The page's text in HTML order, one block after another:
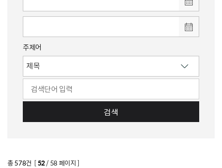
주제어
검색
총578건 [52/ 58 페이지 ]